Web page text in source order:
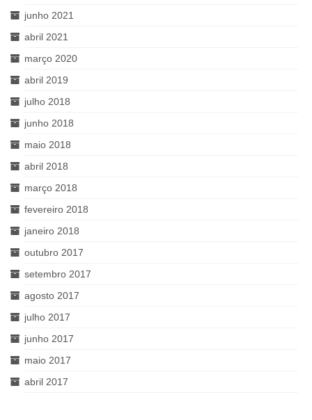
junho 2021
abril 2021
março 2020
abril 2019
julho 2018
junho 2018
maio 2018
abril 2018
março 2018
fevereiro 2018
janeiro 2018
outubro 2017
setembro 2017
agosto 2017
julho 2017
junho 2017
maio 2017
abril 2017